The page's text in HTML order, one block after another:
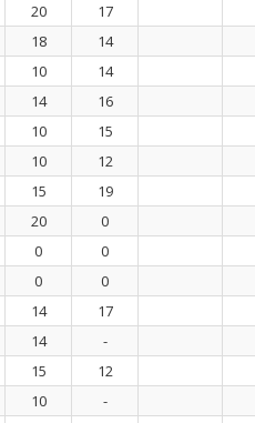
20 17
18 14
10 14
14 16
10 15
10 12
15 19
20 0
0 0
0 0
14 17
14 -
15 12
10 -